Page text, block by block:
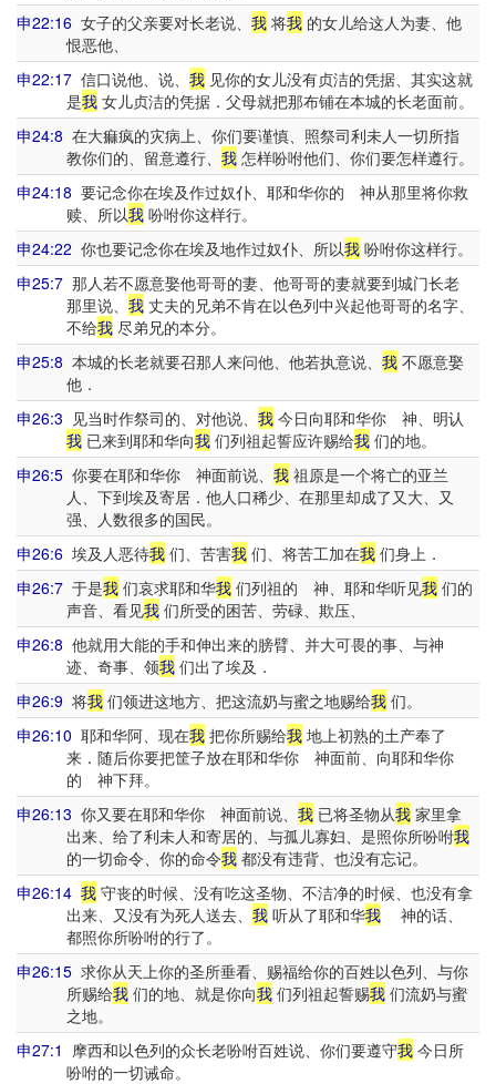
申22:16 女子的父亲要对长老说、 我 将我 的女儿给这人为妻、他
恨恶他、
申22:17 信口说他、说、 我 见你的女儿没有贞洁的凭据、其实这就
是我女儿贞洁的凭据．父母就把那布铺在本城的长老面前。
申24:8 在大痲疯的灾病上、你们要谨慎、照祭司利未人一切所指
教你们的、留意遵行、 我怎样吩咐他们、你们要怎样遵行。
申24:18 要记念你在埃及作过奴仆、耶和华你的 神从那里将你救
赎、所以我吩咐你这样行。
申24:22 你也要记念你在埃及地作过奴仆、所以我 吩咐你这样行。
申25:7 那人若不愿意娶他哥哥的妻、他哥哥的妻就要到城门长老
那里说、 我丈夫的兄弟不肯在以色列中兴起他哥哥的名字、
不给我尽弟兄的本分。
申25:8 本城的长老就要召那人来问他、他若执意说、 我 不愿意娶
他．
申26:3 见当时作祭司的、对他说、 我 今日向耶和华你 神、明认
我已来到耶和华向我们列祖起誓应许赐给我们的地。
申26:5 你要在耶和华你 神面前说、 我 祖原是一个将亡的亚兰
人、下到埃及寄居．他人口稀少、在那里却成了又大、又
强、人数很多的国民。
申26:6 埃及人恶待我 们、苦害我 们、将苦工加在我 们身上．
申26:7 于是我 们哀求耶和华我 们列祖的 神、耶和华听见我 们的
声音、看见我们所受的困苦、劳碌、欺压、
申26:8 他就用大能的手和伸出来的膀臂、并大可畏的事、与神
迹、奇事、领我们出了埃及．
申26:9 将我 们领进这地方、把这流奶与蜜之地赐给我 们。
申26:10 耶和华阿、现在我 把你所赐给我 地上初熟的土产奉了
来．随后你要把筐子放在耶和华你 神面前、向耶和华你
的 神下拜。
申26:13 你又要在耶和华你 神面前说、 我 已将圣物从我 家里拿
出来、给了利未人和寄居的、与孤儿寡妇、是照你所吩咐我
的一切命令、你的命令我都没有违背、也没有忘记。
申26:14 我 守丧的时候、没有吃这圣物、不洁净的时候、也没有拿
出来、又没有为死人送去、 我听从了耶和华我神的话、
都照你所吩咐的行了。
申26:15 求你从天上你的圣所垂看、赐福给你的百姓以色列、与你
所赐给我们的地、就是你向我们列祖起誓赐我们流奶与蜜
之地。
申27:1 摩西和以色列的众长老吩咐百姓说、你们要遵守我 今日所
吩咐的一切诫命。